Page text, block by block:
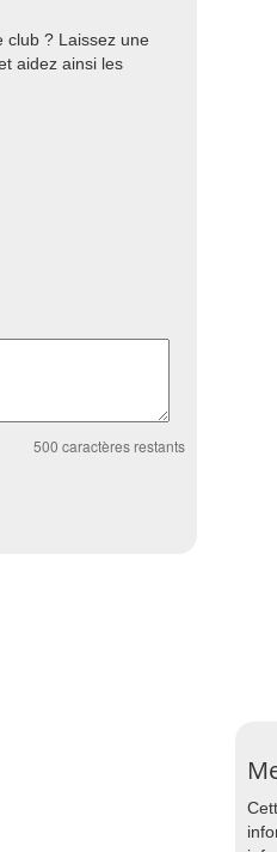
club ? Laissez une
aidez ainsi les
500 caractères restants